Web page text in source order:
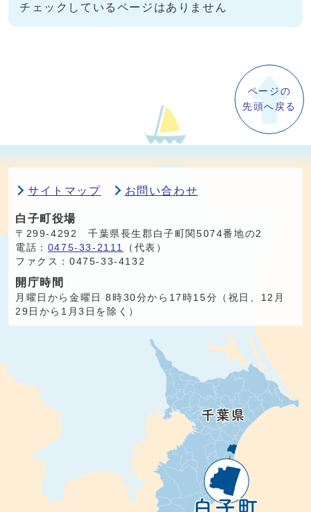
チェックしているページはありません
ページの
先頭へ戻る
サイトマップ お問い合わせ
白子町役場
〒299-4292 千葉県長生郡白子町関5074番地の2
電話： 0475-33-2111
（代表）
ファクス：0475-33-4132
開庁時間
月曜日から金曜日 8時30分から17時15分（祝日、12月
29日から1月3日を除く）